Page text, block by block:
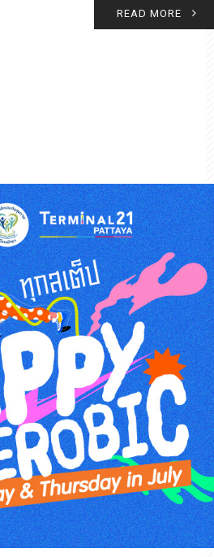
READ MORE